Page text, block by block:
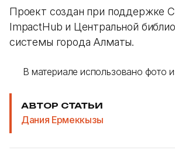
Проект создан при поддержке
ImpactHub и Центральной
системы города Алматы.
В материале использовано фото
АВТОР СТАТЬИ
Дания Ермеккызы